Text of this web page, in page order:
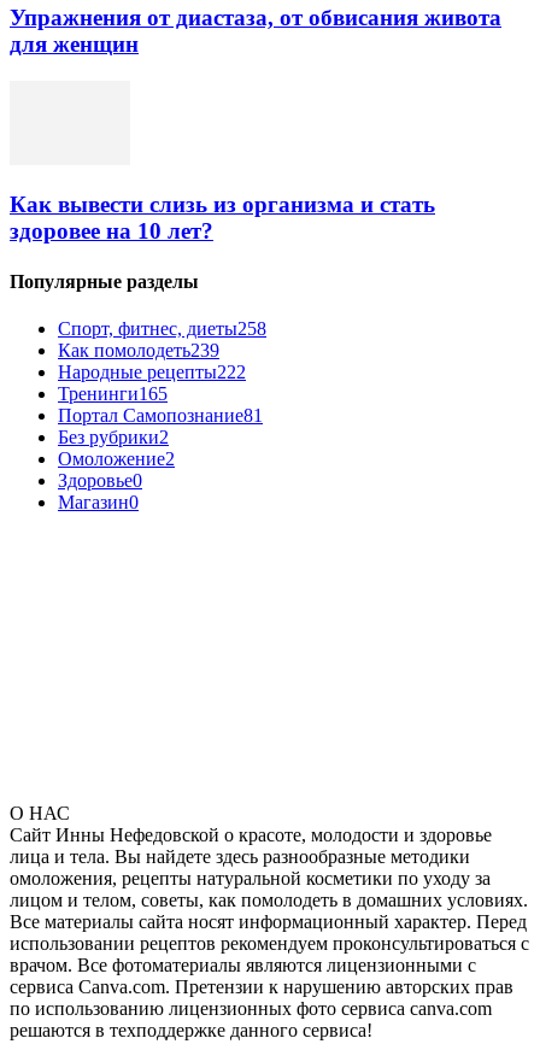
Упражнения от диастаза, от обвисания живота
для женщин
Как вывести слизь из организма и стать
здоровее на 10 лет?
Популярные разделы
Спорт, фитнес, диеты258
Как помолодеть239
Народные рецепты222
Тренинги165
Портал Самопознание81
Без рубрики2
Омоложение2
Здоровье0
Магазин0
О НАС
Сайт Инны Нефедовской о красоте, молодости и здоровье
лица и тела. Вы найдете здесь разнообразные методики
омоложения, рецепты натуральной косметики по уходу за
лицом и телом, советы, как помолодеть в домашних условиях.
Все материалы сайта носят информационный характер. Перед
использовании рецептов рекомендуем проконсультироваться с
врачом. Все фотоматериалы являются лицензионными с
сервиса Canva.com. Претензии к нарушению авторских прав
по использованию лицензионных фото сервиса canva.com
решаются в техподдержке данного сервиса!